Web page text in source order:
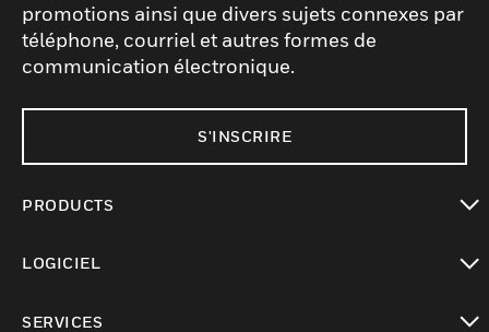
promotions ainsi que divers sujets connexes par
téléphone, courriel et autres formes de
communication électronique.
S'INSCRIRE
PRODUCTS
LOGICIEL
SERVICES